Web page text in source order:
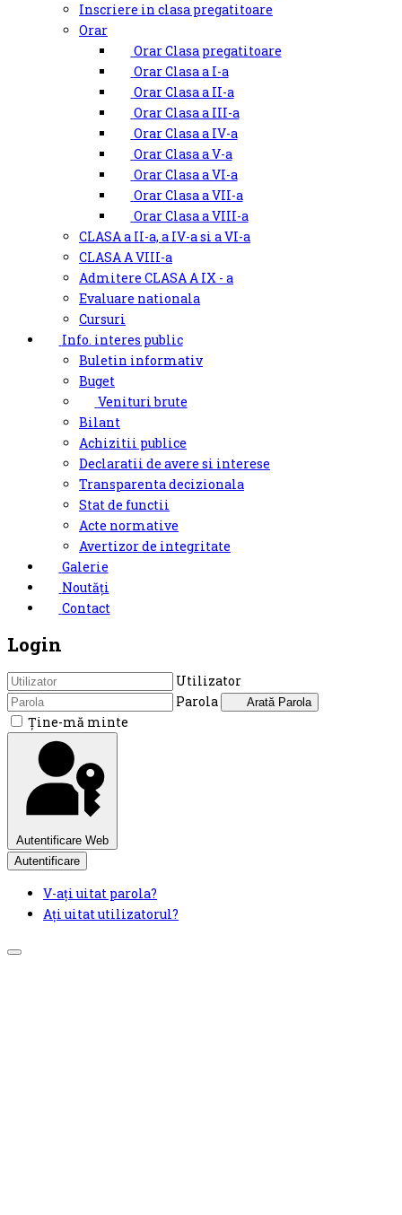
Inscriere in clasa pregatitoare
Orar
Orar Clasa pregatitoare
Orar Clasa a I-a
Orar Clasa a II-a
Orar Clasa a III-a
Orar Clasa a IV-a
Orar Clasa a V-a
Orar Clasa a VI-a
Orar Clasa a VII-a
Orar Clasa a VIII-a
CLASA a II-a, a IV-a si a VI-a
CLASA A VIII-a
Admitere CLASA A IX - a
Evaluare nationala
Cursuri
Info. interes public
Buletin informativ
Buget
Venituri brute
Bilant
Achizitii publice
Declaratii de avere si interese
Transparenta decizionala
Stat de functii
Acte normative
Avertizor de integritate
Galerie
Noutăți
Contact
Login
Utilizator
Parola
Arată Parola
Ţine-mă minte
Autentificare Web
Autentificare
V-ați uitat parola?
Ați uitat utilizatorul?